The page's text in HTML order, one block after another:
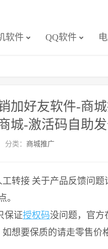
软件 QQ软件
加好友软件-商
城-激活码自助发
分类： 商城推广
工转接 关于产品反馈问题
。
保证授权码没问题，官方
想要保质的请走零售价